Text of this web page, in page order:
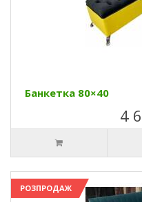
Банкетка 80×40
4
РОЗПРОДАЖ